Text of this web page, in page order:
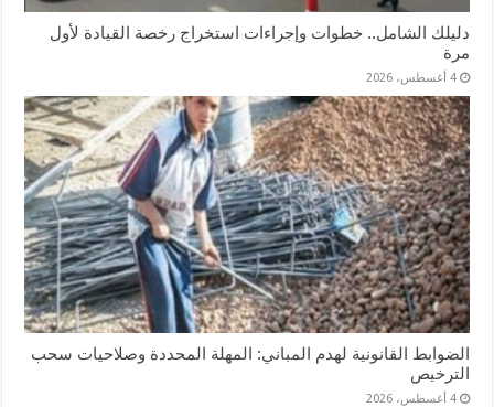
دليلك الشامل.. خطوات وإجراءات استخراج رخصة القيادة لأول
مرة
4 أغسطس، 2026
الضوابط القانونية لهدم المباني: المهلة المحددة وصلاحيات سحب
الترخيص
4 أغسطس، 2026